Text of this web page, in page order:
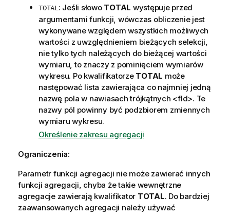
TOTAL: Jeśli słowo TOTAL występuje przed
argumentami funkcji, wówczas obliczenie jest
wykonywane względem wszystkich możliwych
wartości z uwzględnieniem bieżących selekcji,
nie tylko tych należących do bieżącej wartości
wymiaru, to znaczy z pominięciem wymiarów
wykresu. Po kwalifikatorze TOTAL może
następować lista zawierająca co najmniej jedną
nazwę pola w nawiasach trójkątnych <fld>. Te
nazwy pól powinny być podzbiorem zmiennych
wymiaru wykresu.
Określenie zakresu agregacji
Ograniczenia:
Parametr funkcji agregacji nie może zawierać innych
funkcji agregacji, chyba że takie wewnętrzne
agregacje zawierają kwalifikator TOTAL. Do bardziej
zaawansowanych agregacji należy używać